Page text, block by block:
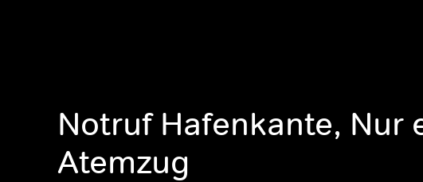
Notruf Hafenkante, Nur
Atemzug